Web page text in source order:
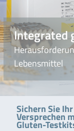
Integrated
Lebensmittel
Sichern Sie
Versprechen
Gluten-